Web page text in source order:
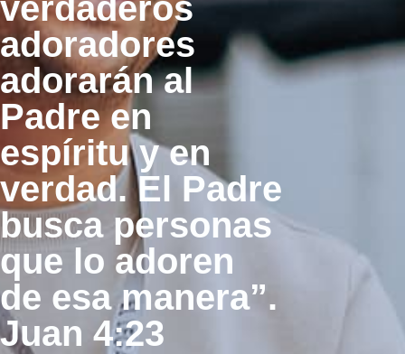
adoradores
adorarán al
Padre en
espíritu y en
verdad. El Padre
busca personas
que lo adoren
de esa manera”.
Juan 4:23